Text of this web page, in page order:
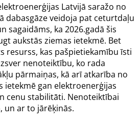
Latvijā saražo no
dabasgāze veidoja pat ceturtdaļu
sagaidāms, ka 2026.gadā šis
aukstās ziemas ietekmē. Bet
resurss, kas pašpietiekamību īsti
nenoteiktību, ko rada
pārmaiņas, kā arī atkarība no
ietekmē gan elektroenerģijas
cenu stabilitāti. Nenoteiktībai
un ar to jārēķinās.